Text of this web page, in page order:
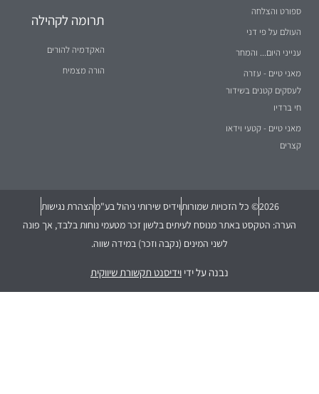
ספורט והצלחה
העולם על פי דני
ענייני היום... והמחר
מאני טיים - עזרה
לעסקים קטנים בשידור
חי ברדיו
מאני טיים - קטעי וידאו
קצרים
תרומה לקהילה
האקדמיה להורים
הורה מצמיח
2026© כל הזכויות שמורותוידיס שירותי ניהול בע"מהצהרת נגישות
הערה: הטקסט באתר מנוסח לעיתים בלשון זכר מטעמי נוחות בלבד, אך פונה
לשני המינים (נקבה וזכר) במידה שווה.
נבנה על ידי וידיסנט תקשורת שיווקית